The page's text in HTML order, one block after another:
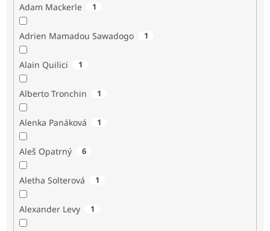
Adam Mackerle 1
Adrien Mamadou Sawadogo 1
Alain Quilici 1
Alberto Tronchin 1
Alenka Panáková 1
Aleš Opatrný 6
Aletha Solterová 1
Alexander Levy 1